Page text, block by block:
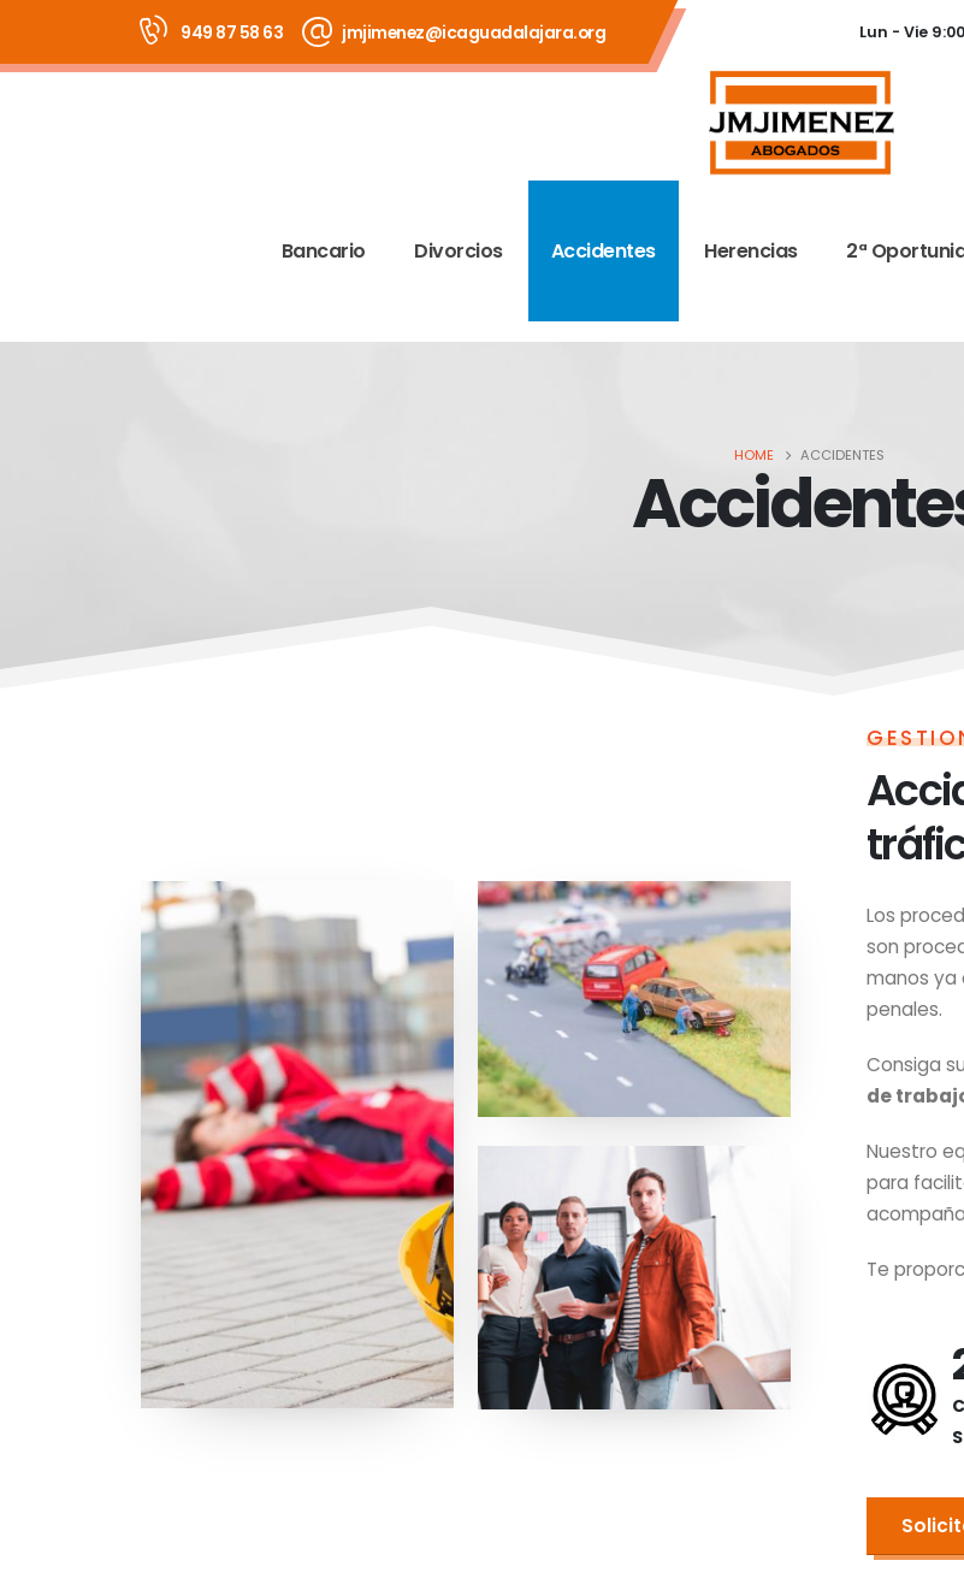
949 87 58 63 jmjimenez@icaguadalajara.org Lun - Vie
Bancario Divorcios Accidentes Herencias 2ª
HOME ACCIDENTES
Los
son
manos ya
penales.
Consiga su
de
Nuestro
para
Te